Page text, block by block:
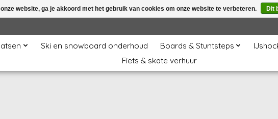
Ski en snowboard onderhoud Boards & Stuntsteps
Fiets & skate verhuur
website, ga je akkoord met het gebruik van cookies om onze website te verbeteren. Dit